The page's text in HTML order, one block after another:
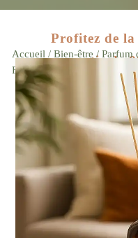
Profitez de
partir de
Accueil /Bien-être /Parfum
Flore power
Zoom